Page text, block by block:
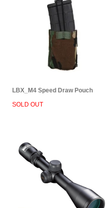
LBX_M4 Speed Draw Pouch
SOLD OUT